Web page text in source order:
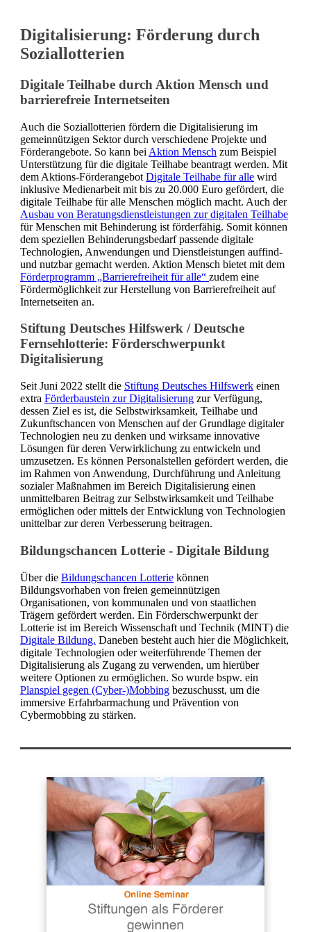
Digitalisierung: Förderung durch
Soziallotterien
Digitale Teilhabe durch Aktion Mensch und
barrierefreie Internetseiten
Auch die Soziallotterien fördern die Digitalisierung im
gemeinnützigen Sektor durch verschiedene Projekte und
Förderangebote. So kann bei Aktion Mensch zum Beispiel
Unterstützung für die digitale Teilhabe beantragt werden. Mit
dem Aktions-Förderangebot Digitale Teilhabe für alle wird
inklusive Medienarbeit mit bis zu 20.000 Euro gefördert, die
digitale Teilhabe für alle Menschen möglich macht. Auch der
Ausbau von Beratungsdienstleistungen zur digitalen Teilhabe
für Menschen mit Behinderung ist förderfähig. Somit können
dem speziellen Behinderungsbedarf passende digitale
Technologien, Anwendungen und Dienstleistungen auffind-
und nutzbar gemacht werden. Aktion Mensch bietet mit dem
Förderprogramm „Barrierefreiheit für alle“ zudem eine
Fördermöglichkeit zur Herstellung von Barrierefreiheit auf
Internetseiten an.
Stiftung Deutsches Hilfswerk / Deutsche
Fernsehlotterie: Förderschwerpunkt
Digitalisierung
Seit Juni 2022 stellt die Stiftung Deutsches Hilfswerk einen
extra Förderbaustein zur Digitalisierung zur Verfügung,
dessen Ziel es ist, die Selbstwirksamkeit, Teilhabe und
Zukunftschancen von Menschen auf der Grundlage digitaler
Technologien neu zu denken und wirksame innovative
Lösungen für deren Verwirklichung zu entwickeln und
umzusetzen. Es können Personalstellen gefördert werden, die
im Rahmen von Anwendung, Durchführung und Anleitung
sozialer Maßnahmen im Bereich Digitalisierung einen
unmittelbaren Beitrag zur Selbstwirksamkeit und Teilhabe
ermöglichen oder mittels der Entwicklung von Technologien
unittelbar zur deren Verbesserung beitragen.
Bildungschancen Lotterie - Digitale Bildung
Über die Bildungschancen Lotterie können
Bildungsvorhaben von freien gemeinnützigen
Organisationen, von kommunalen und von staatlichen
Trägern gefördert werden. Ein Förderschwerpunkt der
Lotterie ist im Bereich Wissenschaft und Technik (MINT) die
Digitale Bildung. Daneben besteht auch hier die Möglichkeit,
digitale Technologien oder weiterführende Themen der
Digitalisierung als Zugang zu verwenden, um hierüber
weitere Optionen zu ermöglichen. So wurde bspw. ein
Planspiel gegen (Cyber-)Mobbing bezuschusst, um die
immersive Erfahrbarmachung und Prävention von
Cybermobbing zu stärken.